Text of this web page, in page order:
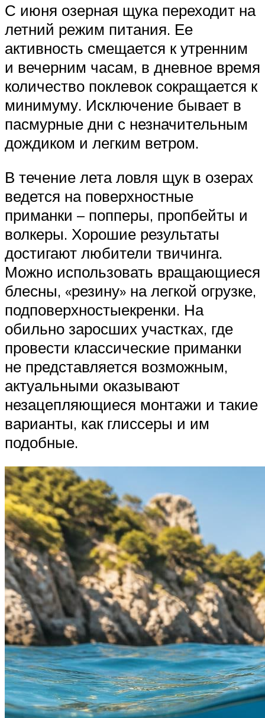
С июня озерная щука переходит на
летний режим питания. Ее
активность смещается к утренним
и вечерним часам, в дневное время
количество поклевок сокращается к
минимуму. Исключение бывает в
пасмурные дни с незначительным
дождиком и легким ветром.
В течение лета ловля щук в озерах
ведется на поверхностные
приманки – попперы, пропбейты и
волкеры. Хорошие результаты
достигают любители твичинга.
Можно использовать вращающиеся
блесны, «резину» на легкой огрузке,
подповерхностыекренки. На
обильно заросших участках, где
провести классические приманки
не представляется возможным,
актуальными оказывают
незацепляющиеся монтажи и такие
варианты, как глиссеры и им
подобные.